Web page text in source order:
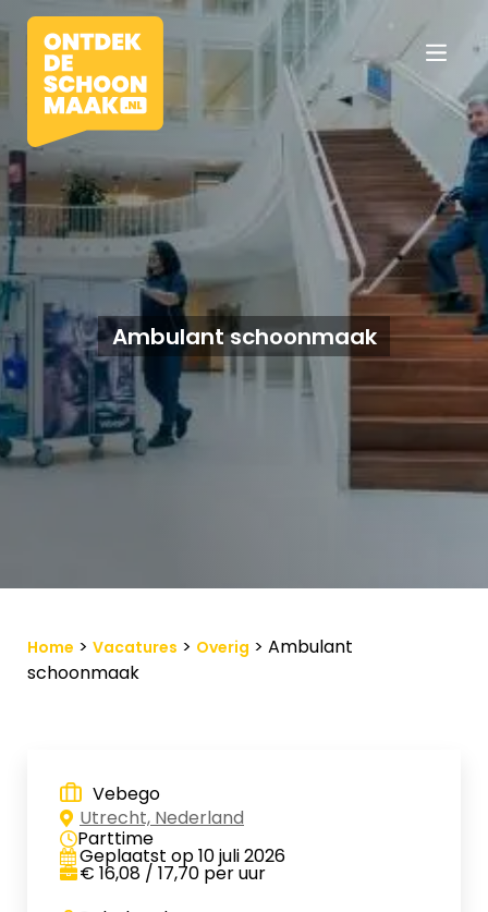
Ambulant schoonmaak
Home > Vacatures > Overig > Ambulant
schoonmaak
Vebego
Utrecht, Nederland
Parttime
Geplaatst op 10 juli 2026
€ 16,08 / 17,70 per uur
Vacatures
Beroepen
Werkomgevingen
Opleidingen
Werkgevers
Bewaarde vacatures